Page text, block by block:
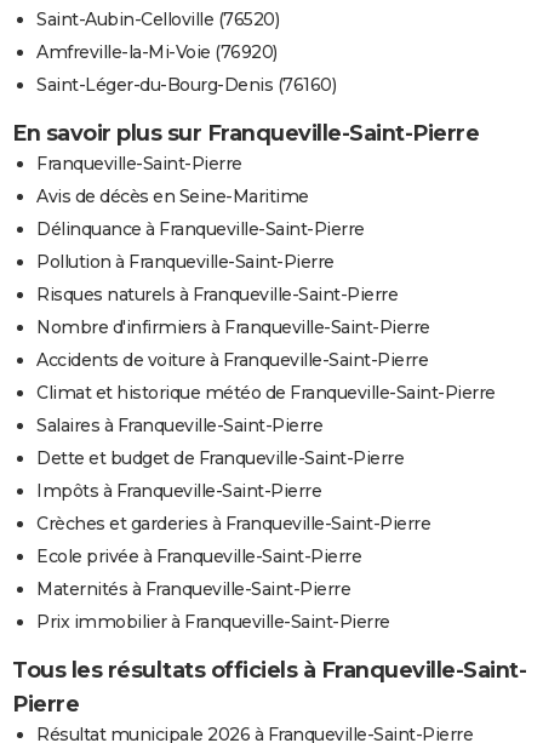
Saint-Aubin-Celloville (76520)
Amfreville-la-Mi-Voie (76920)
Saint-Léger-du-Bourg-Denis (76160)
En savoir plus sur Franqueville-Saint-Pierre
Franqueville-Saint-Pierre
Avis de décès en Seine-Maritime
Délinquance à Franqueville-Saint-Pierre
Pollution à Franqueville-Saint-Pierre
Risques naturels à Franqueville-Saint-Pierre
Nombre d'infirmiers à Franqueville-Saint-Pierre
Accidents de voiture à Franqueville-Saint-Pierre
Climat et historique météo de Franqueville-Saint-Pierre
Salaires à Franqueville-Saint-Pierre
Dette et budget de Franqueville-Saint-Pierre
Impôts à Franqueville-Saint-Pierre
Crèches et garderies à Franqueville-Saint-Pierre
Ecole privée à Franqueville-Saint-Pierre
Maternités à Franqueville-Saint-Pierre
Prix immobilier à Franqueville-Saint-Pierre
Tous les résultats officiels à Franqueville-Saint-
Pierre
Résultat municipale 2026 à Franqueville-Saint-Pierre